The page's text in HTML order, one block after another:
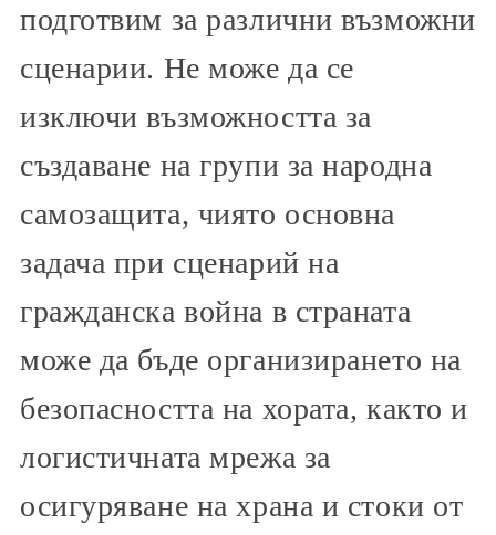
подготвим за различни възможни
сценарии. Не може да се
изключи възможността за
създаване на групи за народна
самозащита, чиято основна
задача при сценарий на
гражданска война в страната
може да бъде организирането на
безопасността на хората, както и
логистичната мрежа за
осигуряване на храна и стоки от